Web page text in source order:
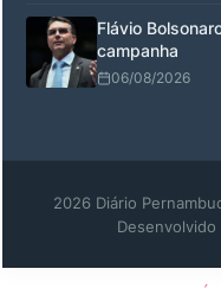
Flávio
campanha
06/08/2026
2026 Diário
Desenvolvido